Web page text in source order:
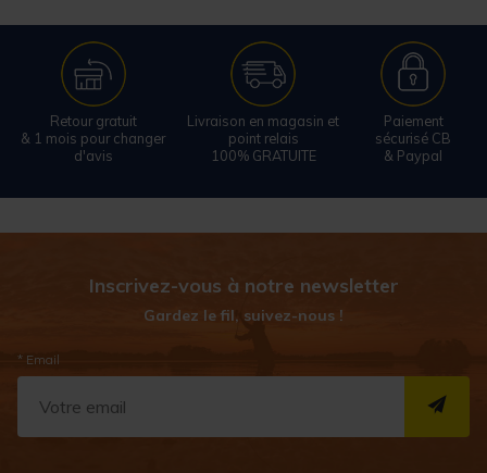
Retour gratuit
& 1 mois pour changer
d'avis
Livraison en magasin et
point relais
100% GRATUITE
Paiement
sécurisé CB
& Paypal
Inscrivez-vous à notre newsletter
Gardez le fil, suivez-nous !
* Email